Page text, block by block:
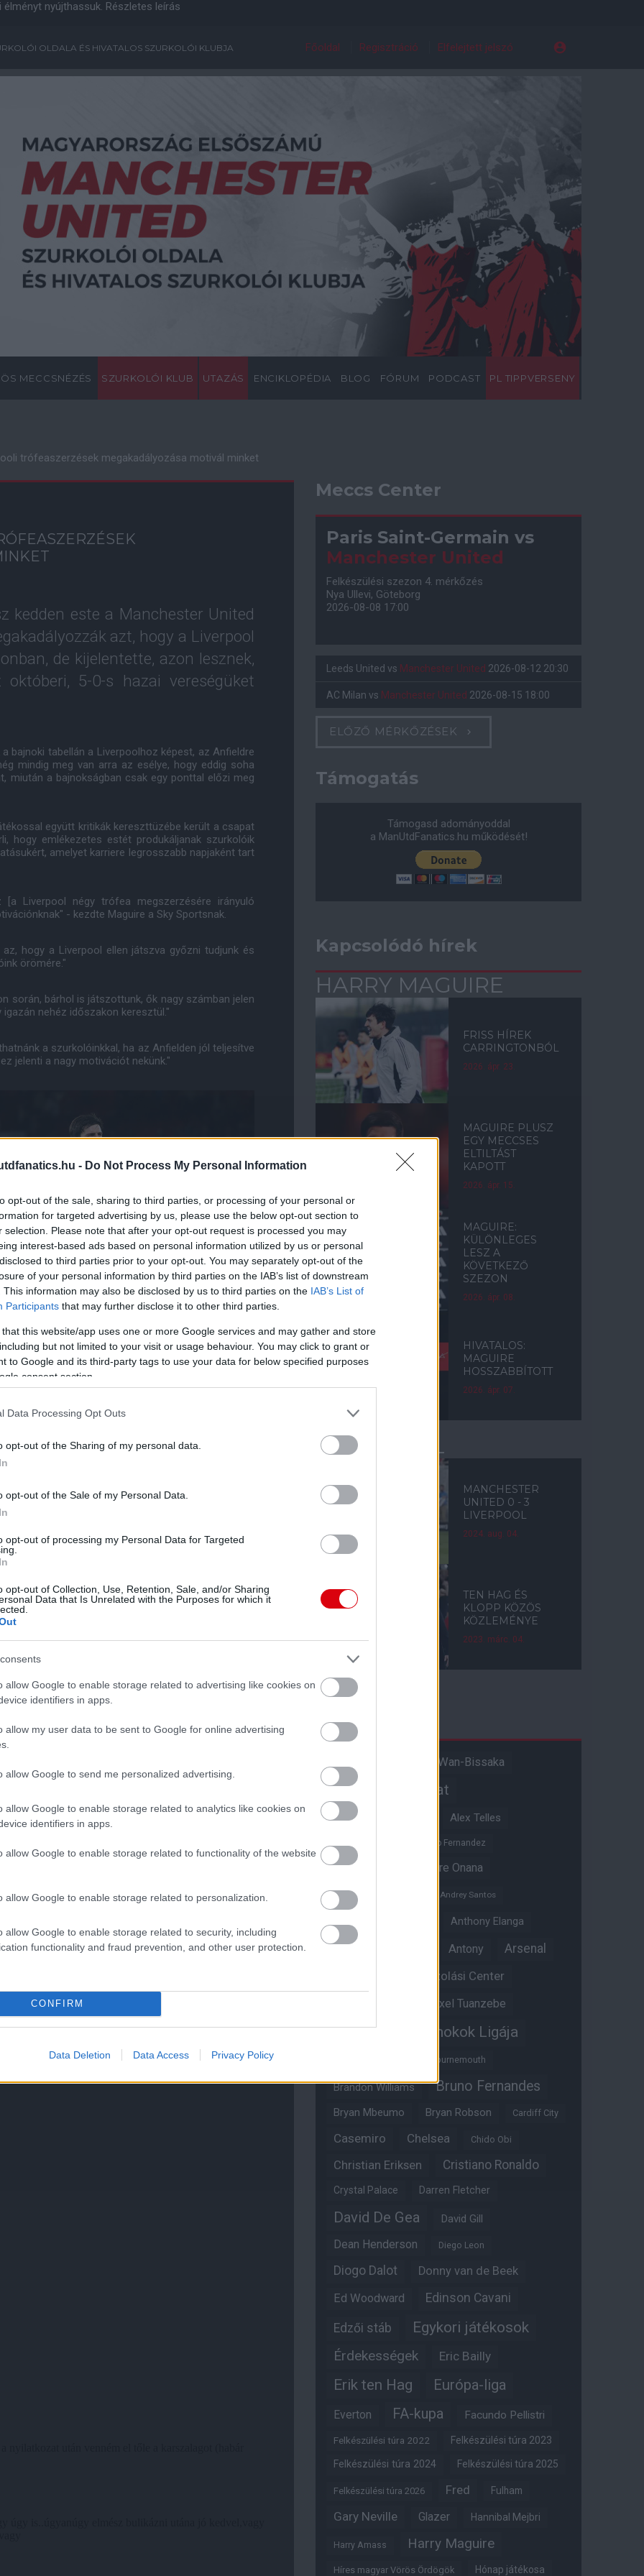
- Do Not Process My Personal Information
opt-out of the sale, sharing to third parties, or processing of your personal or
for targeted advertising by us, please use the below opt-out section to
selection. Please note that after your opt-out request is processed you may
interest-based ads based on personal information utilized by us or personal
to third parties prior to your opt-out. You may separately opt-out of the
of your personal information by third parties on the IAB’s list of downstream
This information may also be disclosed by us to third parties on the IAB’s List of
Participants that may further disclose it to other third parties.
that this website/app uses one or more Google services and may gather and store
but not limited to your visit or usage behaviour. You may click to grant or
to Google and its third-party tags to use your data for below specified purposes
consent section.
Data Processing Opt Outs
opt-out of the Sharing of my personal data.
opt-out of the Sale of my Personal Data.
opt-out of processing my Personal Data for Targeted
opt-out of Collection, Use, Retention, Sale, and/or Sharing
Data that Is Unrelated with the Purposes for which it
allow Google to enable storage related to advertising like cookies on
identifiers in apps.
allow my user data to be sent to Google for online advertising
allow Google to send me personalized advertising.
allow Google to enable storage related to analytics like cookies on
identifiers in apps.
allow Google to enable storage related to functionality of the website
allow Google to enable storage related to personalization.
allow Google to enable storage related to security, including
functionality and fraud prevention, and other user protection.
CONFIRM
Data Deletion Data Access Privacy Policy
nyújthassuk. Részletes leírás
OLDALA ÉS HIVATALOS SZURKOLÓI KLUBJA Főoldal Regisztráció Elfelejtett jelszó
MECCSNÉZÉS SZURKOLÓI KLUB UTAZÁS ENCIKLOPÉDIA BLOG FÓRUM PODCAST PL TIPPVERSENY
trófeaszerzések megakadályozása motivál minket
kedden este a Manchester United
azt, hogy a Liverpool
de kijelentette, azon lesznek,
5-0-s hazai vereségüket
bajnoki tabellán a Liverpoolhoz képest, az Anfieldre
mindig meg van arra az esélye, hogy eddig soha
a bajnokságban csak egy ponttal előzi meg
együtt kritikák kereszttüzébe került a csapat
hogy emlékezetes estét produkáljanak szurkolóik
amelyet karriere legrosszabb napjaként tart
Liverpool négy trófea megszerzésére irányuló
- kezdte Maguire a Sky Sportsnak.
hogy a Liverpool ellen játszva győzni tudjunk és
örömére."
során, bárhol is játszottunk, ők nagy számban jelen
nehéz időszakon keresztül."
a szurkolóinkkal, ha az Anfielden jól teljesítve
jelenti a nagy motivációt nekünk."
különbséget a United és a Liverpool között - a
során - az azóta látott teljesítmények pedig csak
a csorbát a megaláztatást követően,
az volt a szezon mélypontja és egyben az egyéni
benne, hogy ezzel a csapattársaim is hasonlóan
szerepelj. Ez egy hihetetlenül nagy
ezzel tisztában voltunk, mert ez a világ egyik
várunk. Tudjuk, hogy a lehető legjobb
és ez, amire készülünk."
ésiOS-re!
működését!
Meccs Center
Paris Saint-Germain vs
Manchester United
Felkészülési szezon 4. mérkőzés
Nya Ullevi, Göteborg
2026-08-08 17:00
Leeds United vs Manchester United 2026-08-12 20:30
AC Milan vs Manchester United 2026-08-15 18:00
ELŐZŐ MÉRKŐZÉSEK
Támogatás
Támogasd adományoddal
a ManUtdFanatics.hu működését!
Kapcsolódó hírek
HARRY MAGUIRE
FRISS HÍREK
CARRINGTONBÓL
2026. ápr. 23.
MAGUIRE PLUSZ
EGY MECCSES
ELTILTÁST
KAPOTT
2026. ápr. 15.
MAGUIRE:
KÜLÖNLEGES
LESZ A
KÖVETKEZŐ
SZEZON
2026. ápr. 08.
HIVATALOS:
MAGUIRE
HOSSZABBÍTOTT
2026. ápr. 07.
LIVERPOOL
MANCHESTER
UNITED 0 - 3
LIVERPOOL
2024. aug. 04.
TEN HAG ÉS
KLOPP KÖZÖS
KÖZLEMÉNYE
2023. márc. 04.
Aaron Wan-Bissaka
Akadémiai csapat
Alejandro Garnacho Alex Telles
Alvaro Fernandez
Amad Diallo
Andre Onana
Andreas Pereira
Andrey Santos
Anthony Elanga
Anthony Martial Antony Arsenal
Átigazolási Center
Axel Tuanzebe
Bajnokok Ligája
Bournemouth
Brandon Williams Bruno Fernandes
Bryan Mbeumo Bryan Robson Cardiff City
Casemiro Chelsea Chido Obi
Christian Eriksen Cristiano Ronaldo
Crystal Palace Darren Fletcher
David De Gea David Gill
Dean Henderson Diego Leon
Diogo Dalot
Donny van de Beek
Ed Woodward
Edinson Cavani
Edzői stáb Egykori játékosok
Érdekességek Eric Bailly
Erik ten Hag Európa-liga
Everton FA-kupa Facundo Pellistri
Felkészülési túra 2022 Felkészülési túra 2023
Felkészülési túra 2024 Felkészülési túra 2025
Felkészülési túra 2026 Fred Fulham
Gary Neville Glazer Hannibal Mejbri
Harry Amass Harry Maguire
Híres magyar Vörös Ördögök Hónap játékosa